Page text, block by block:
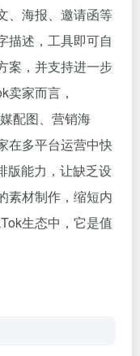
、海报、邀请函等
描述，工具即可自
案，并支持进一步
卖家而言，
配图、营销海
在多平台运营中快
版能力，让缺乏设
素材制作，缩短内
生态中，它是值